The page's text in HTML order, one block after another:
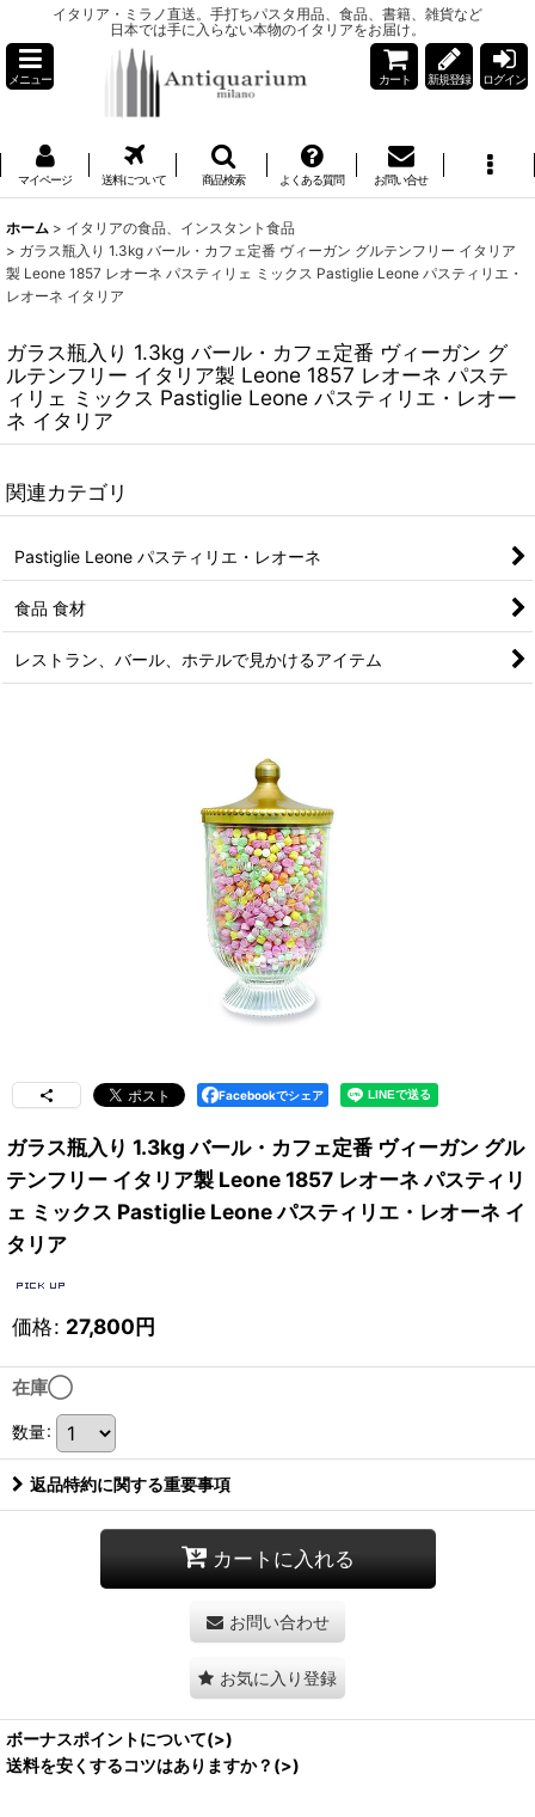
イタリア・ミラノ直送。手打ちパスタ用品、食品、書籍、雑貨など
日本では手に入らない本物のイタリアをお届け。
メニュー カート 新規登録 ログイン
マイページ 送料について 商品検索 よくある質問 お問い合せ
ホーム > イタリアの食品、インスタント食品
> ガラス瓶入り 1.3kg バール・カフェ定番 ヴィーガン グルテンフリー イタリア
製 Leone 1857 レオーネ パスティリェ ミックス Pastiglie Leone パスティリエ・
レオーネ イタリア
ガラス瓶入り 1.3kg バール・カフェ定番 ヴィーガン グ
ルテンフリー イタリア製 Leone 1857 レオーネ パステ
ィリェ ミックス Pastiglie Leone パスティリエ・レオー
ネ イタリア
関連カテゴリ
Pastiglie Leone パスティリエ・レオーネ
食品 食材
レストラン、バール、ホテルで見かけるアイテム
Facebookでシェア
ガラス瓶入り 1.3kg バール・カフェ定番 ヴィーガン グル
テンフリー イタリア製 Leone 1857 レオーネ パスティリ
ェ ミックス Pastiglie Leone パスティリエ・レオーネ イ
タリア
価格: 27,800円
在庫◯
数量:
返品特約に関する重要事項
カートに入れる
お問い合わせ
お気に入り登録
ボーナスポイントについて(>)
送料を安くするコツはありますか？(>)